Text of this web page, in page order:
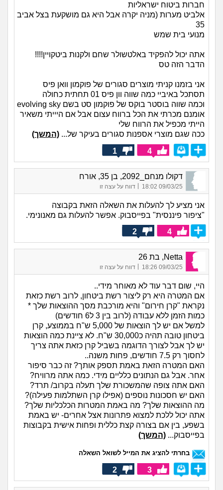
חברות ביטוח ישראליות
אלביט מערות (מניה יקרה אבל היא גם מושקעת בצל אביב
35
מנועי בית שמש
אתה יכול להפקיד באלטשולר שחם ולקנות ביטקויין!!!!
הדבר הזה טס
אני בזמנו קניתי מוצרים סגורים של פוקמון וואן פיס
תסתכל באיביי כמה שווה וון פיס 01 תחתית כחולה
וכמה שווה בוסטר בוקס של פוקמון סט בשם evolving sky
אומנם מכרתי את הכל ברווח עצום אבל אם היייתי משאיר
הייתי מכפיל את הרווח שלי
ככה שגם מוצרי אספנות סגורים בעיקר של... (המשך)
4
1
דקולו מנחם_2092, בן 35, אורח
09/03/25 18:02
| דווח על עצה זו
אני מציע לך להעלות את השאלה הזאת בקבוצה
"ציפור פיננסית" בפייסבוק. אפשר להעלות גם מאנונימי.
4
2
Netta, בת 26
09/03/25 18:26
| דווח על עצה זו
היי, שום דבר עוד לא מאוחר מידי..
אם המטרה היא רק ליצור רשת ביטחון, לרוב רשת כזאת
נקראת "קרן חירום" והיא מורכבת מסך ההוצאות שלך *
כמות הזמן ללא עבודה (לרוב בין 3 ל6 חודשים)
למשל אם יש לך הוצאות של 5,000 ש"ח בממוצע, קרן
ביטחון טובה תהיה כ30,000 ש"ח. לא ציינת כמה הוצאות
יש לך אבל לצורך הדוגמה בשביל קרן כזאת אתה צריך
לחסוך רק 7.5 חודשים, פחות משנה..
האם המטרה הזאת באמת תספק אותך? זה כבר סיפור
אחר. אבל גם הנתונים כלליים מידי. כמה אתה מרוויח?
האם אתה צופה שהמשכורת שלך תעלה בקרוב/ תרד?
האם יש חסכונות נוספים (אפילו קרן השתלמות פעילה)?
מה ההוצאות שלך? מה באמת המטרות הכלכליות שלך?
אתה יכול ללכת למצוא פתרונות אצל אחרים- יש באמת
בשפע, בין אם בצורה קצת כללית ופחות אישית בקבוצות
בפייסבוק... (המשך)
בחרתי להציג את המייל לשואל השאלה
3
2